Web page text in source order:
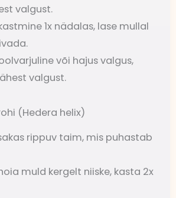
valgust.
1x nädalas, lase mullal
või hajus valgus,
valgust.
(Hedera helix)
rippuv taim, mis puhastab
muld kergelt niiske, kasta 2x